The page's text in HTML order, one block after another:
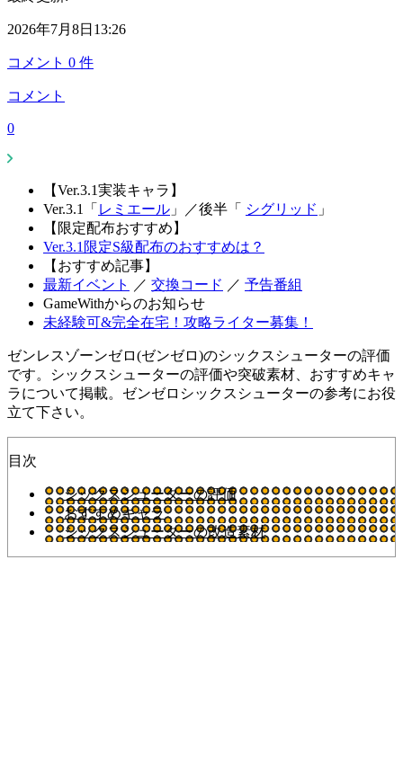
2026年7月8日13:26
コメント 0 件
コメント
0
【Ver.3.1実装キャラ】
Ver.3.1「 レミエール 」 ／後半「 シグリッド 」
【限定配布おすすめ】
Ver.3.1限定S級配布のおすすめは？
【おすすめ記事】
最新イベント
／ 交換コード ／ 予告番組
GameWithからのお知らせ
未経験可&完全在宅！攻略ライター募集！
ゼンレスゾーンゼロ(ゼンゼロ)のシックスシューターの評価
です。シックスシューターの評価や突破素材、おすすめキャ
ラについて掲載。ゼンゼロシックスシューターの参考にお役
立て下さい。
目次
シックスシューターの評価
おすすめキャラ
シックスシューターの改造素材